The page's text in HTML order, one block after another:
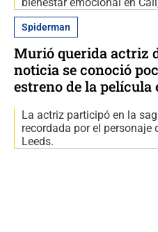
bienestar emocional en
Spiderman
Murió querida actriz
noticia se conoció
estreno de la película
La actriz participó en la
recordada por el personaje
Leeds.